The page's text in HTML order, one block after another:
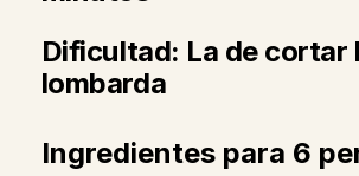
Dificultad: La de cortar
lombarda
Ingredientes para 6